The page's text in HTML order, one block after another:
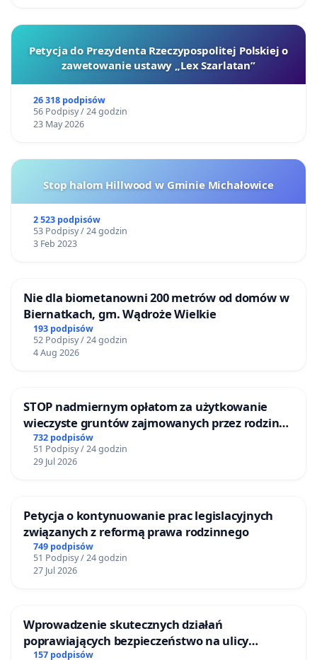
Petycja do Prezydenta Rzeczypospolitej Polskiej o
zawetowanie ustawy „Lex Szarlatan”
26 318 podpisów
56 Podpisy / 24 godzin
23 May 2026
Stop halom Hillwood w Gminie Michałowice
2 523 podpisów
53 Podpisy / 24 godzin
3 Feb 2023
Nie dla biometanowni 200 metrów od domów w
Biernatkach, gm. Wądroże Wielkie
193 podpisów
52 Podpisy / 24 godzin
4 Aug 2026
STOP nadmiernym opłatom za użytkowanie
wieczyste gruntów zajmowanych przez rodzinne
ogrody działkowe.
732 podpisów
51 Podpisy / 24 godzin
29 Jul 2026
Petycja o kontynuowanie prac legislacyjnych
związanych z reformą prawa rodzinnego
749 podpisów
51 Podpisy / 24 godzin
27 Jul 2026
Wprowadzenie skutecznych działań
poprawiających bezpieczeństwo na ulicy
Żeromskiego w Otwocku
157 podpisów